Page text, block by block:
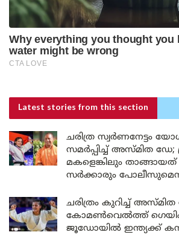
Latest stories from this section
ചരിത്ര സ്വർണനേട്ടം
സമർപ്പിച്ച് അസ്മിത ഡേ;
മകളെങ്കിലും
സർക്കാരും
ചരിത്രം കുറിച്ച്
കോമൺവെൽത്ത്
ജൂഡോയിൽ ഇന്ത്യക്ക്